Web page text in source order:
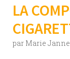
LA
par Marie